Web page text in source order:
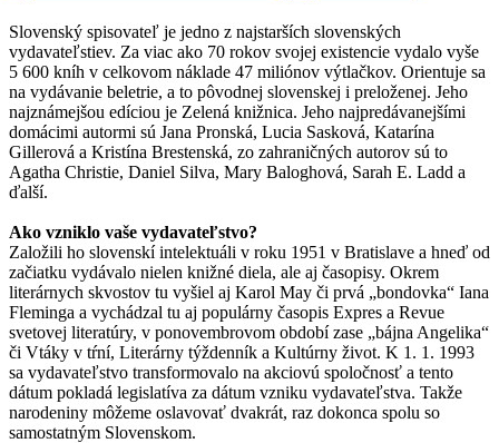
Slovenský spisovateľ je jedno z najstarších slovenských
vydavateľstiev. Za viac ako 70 rokov svojej existencie vydalo vyše
5 600 kníh v celkovom náklade 47 miliónov výtlačkov. Orientuje sa
na vydávanie beletrie, a to pôvodnej slovenskej i preloženej. Jeho
najznámejšou edíciou je Zelená knižnica. Jeho najpredávanejšími
domácimi autormi sú Jana Pronská, Lucia Sasková, Katarína
Gillerová a Kristína Brestenská, zo zahraničných autorov sú to
Agatha Christie, Daniel Silva, Mary Baloghová, Sarah E. Ladd a
ďalší.
Ako vzniklo vaše vydavateľstvo?
Založili ho slovenskí intelektuáli v roku 1951 v Bratislave a hneď od
začiatku vydávalo nielen knižné diela, ale aj časopisy. Okrem
literárnych skvostov tu vyšiel aj Karol May či prvá „bondovka“ Iana
Fleminga a vychádzal tu aj populárny časopis Expres a Revue
svetovej literatúry, v ponovembrovom období zase „bájna Angelika“
či Vtáky v tŕní, Literárny týždenník a Kultúrny život. K 1. 1. 1993
sa vydavateľstvo transformovalo na akciovú spoločnosť a tento
dátum pokladá legislatíva za dátum vzniku vydavateľstva. Takže
narodeniny môžeme oslavovať dvakrát, raz dokonca spolu so
samostatným Slovenskom.